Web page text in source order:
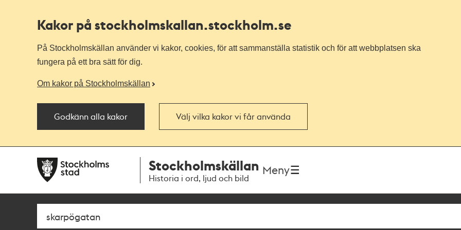
Kakor på stockholmskallan.stockholm.se
På Stockholmskällan använder vi kakor, cookies, för att sammanställa statistik och för att webbplatsen ska
fungera på ett bra sätt för dig.
Om kakor på Stockholmskällan
Godkänn alla kakor Välj vilka kakor vi får använda
navigationen
huvudinnehållet
Stockholmskällan
Historia i ord, ljud och bild
Meny
Sök